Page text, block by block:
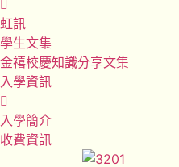
虹訊
學生文集
金禧校慶知識分享文集
入學資訊
入學簡介
收費資訊